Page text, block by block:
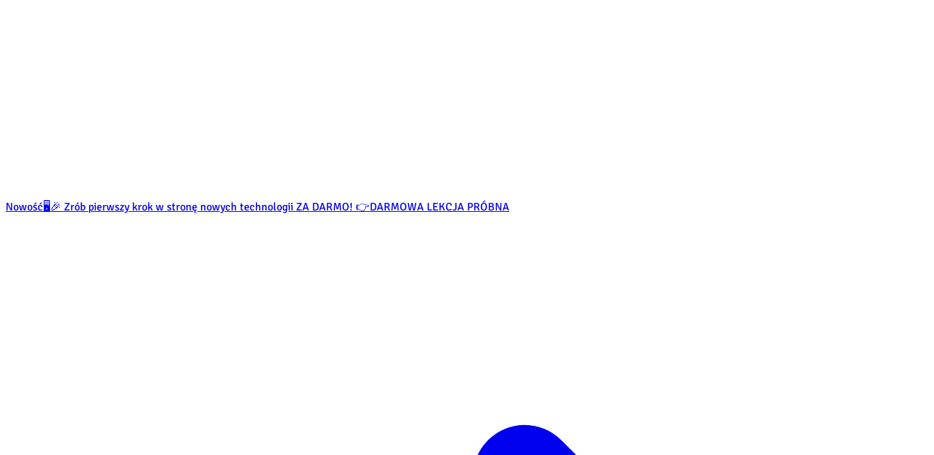
Nowość🖥️🎉 Zrób pierwszy krok w stronę nowych technologii ZA DARMO! 👉DARMOWA LEKCJA PRÓBNA